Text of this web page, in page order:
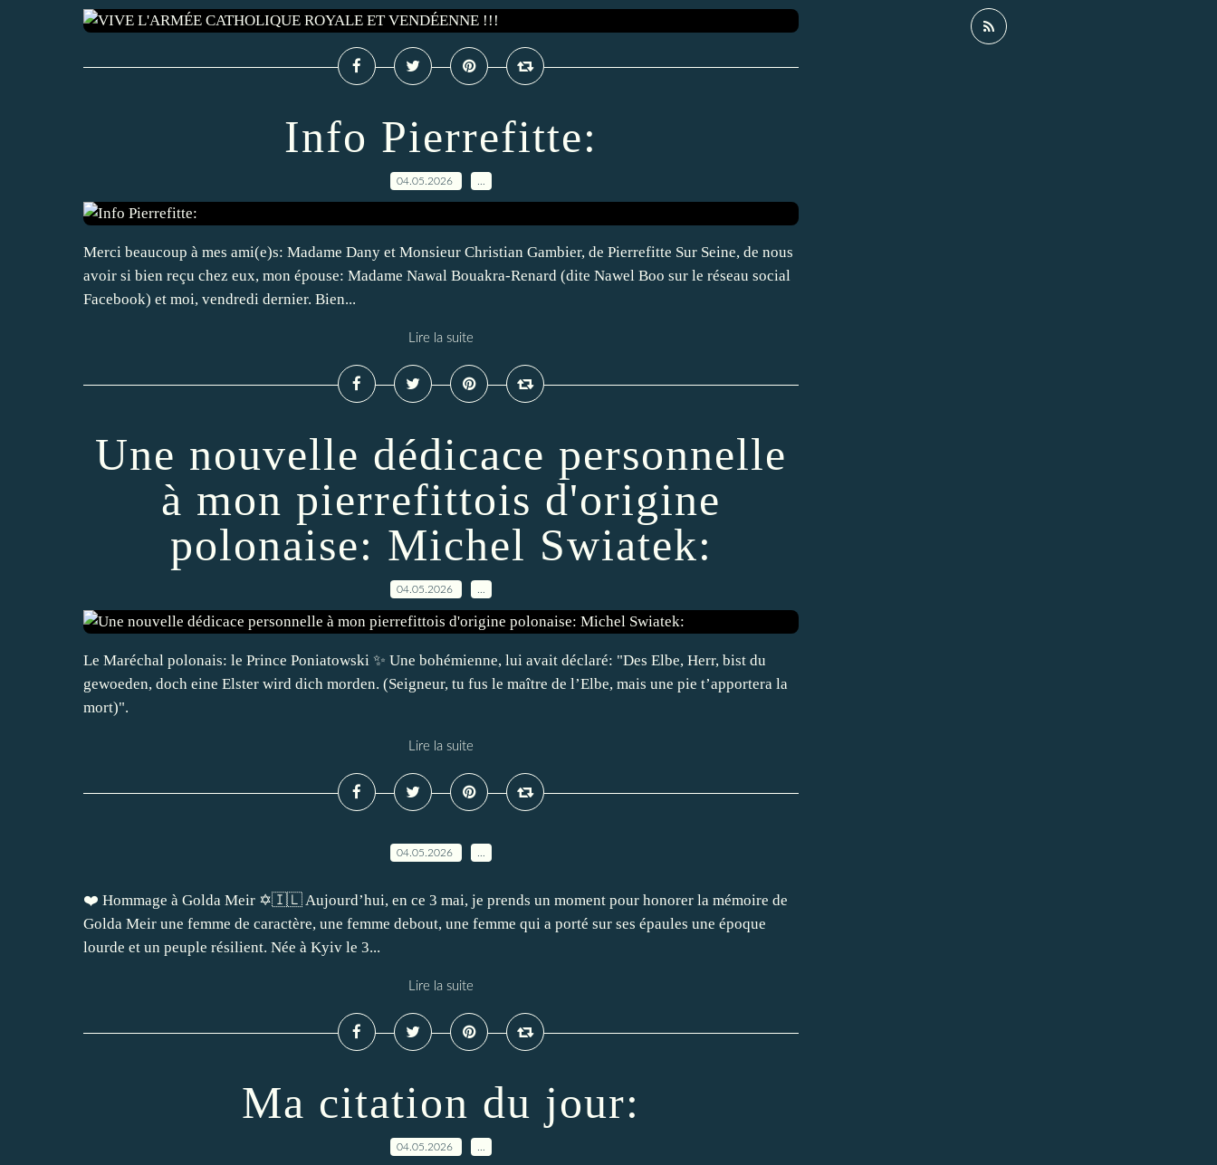
Info Pierrefitte:
04.05.2026
Merci beaucoup à mes ami(e)s: Madame Dany et Monsieur Christian Gambier, de Pierrefitte Sur Seine, de nous
avoir si bien reçu chez eux, mon épouse: Madame Nawal Bouakra-Renard (dite Nawel Boo sur le réseau social
Facebook) et moi, vendredi dernier. Bien...
Lire la suite
Une nouvelle dédicace personnelle
à mon pierrefittois d'origine
polonaise: Michel Swiatek:
04.05.2026
Le Maréchal polonais: le Prince Poniatowski ✨️ Une bohémienne, lui avait déclaré: "Des Elbe, Herr, bist du
gewoeden, doch eine Elster wird dich morden. (Seigneur, tu fus le maître de l’Elbe, mais une pie t’apportera la
mort)".
Lire la suite
04.05.2026
❤️ Hommage à Golda Meir ✡️🇮🇱 Aujourd’hui, en ce 3 mai, je prends un moment pour honorer la mémoire de
Golda Meir une femme de caractère, une femme debout, une femme qui a porté sur ses épaules une époque
lourde et un peuple résilient. Née à Kyiv le 3...
Lire la suite
Ma citation du jour:
04.05.2026